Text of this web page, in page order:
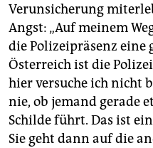
Verunsicherung
Angst: „Auf meinem
die Polizeipräsenz eine
Österreich ist die
hier versuche ich nicht
nie, ob jemand gerade
Schilde führt. Das ist
Sie geht dann auf die